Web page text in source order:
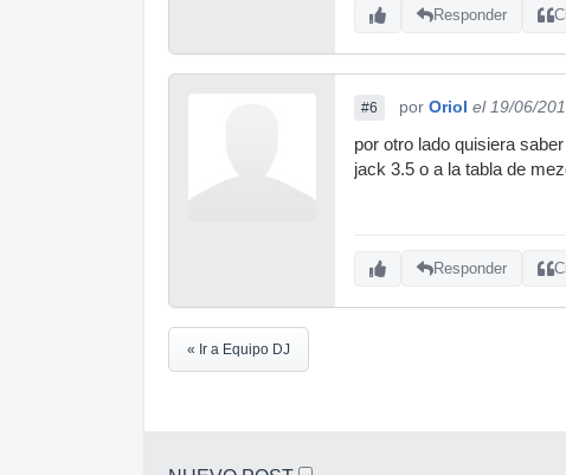
Responder
#6 por Oriol el 19/06/
por otro lado quisiera
jack 3.5 o a la tabla de
Responder
« Ir a Equipo DJ